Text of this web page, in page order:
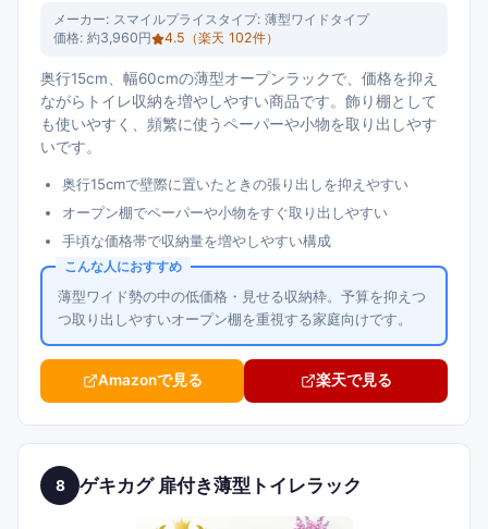
メーカー: スマイルプライスタイプ: 薄型ワイドタイプ
価格: 約3,960円 4.5 （楽天 102件）
奥行15cm、幅60cmの薄型オープンラックで、価格を抑え
ながらトイレ収納を増やしやすい商品です。飾り棚として
も使いやすく、頻繁に使うペーパーや小物を取り出しやす
いです。
奥行15cmで壁際に置いたときの張り出しを抑えやすい
オープン棚でペーパーや小物をすぐ取り出しやすい
手頃な価格帯で収納量を増やしやすい構成
こんな人におすすめ
薄型ワイド勢の中の低価格・見せる収納枠。予算を抑えつ
つ取り出しやすいオープン棚を重視する家庭向けです。
Amazonで見る 楽天で見る
8 ゲキカグ 扉付き薄型トイレラック